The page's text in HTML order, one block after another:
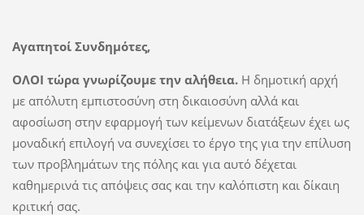
Αγαπητοί Συνδημότες,
ΟΛΟΙ τώρα γνωρίζουμε την αλήθεια.Η δημοτική αρχή
με απόλυτη εμπιστοσύνη στη δικαιοσύνη αλλά και
αφοσίωση στην εφαρμογή των κείμενων διατάξεων έχει ως
μοναδική επιλογή να συνεχίσει το έργο της για την επίλυση
των προβλημάτων της πόλης και για αυτό δέχεται
καθημερινά τις απόψεις σας και την καλόπιστη και δίκαιη
κριτική σας.